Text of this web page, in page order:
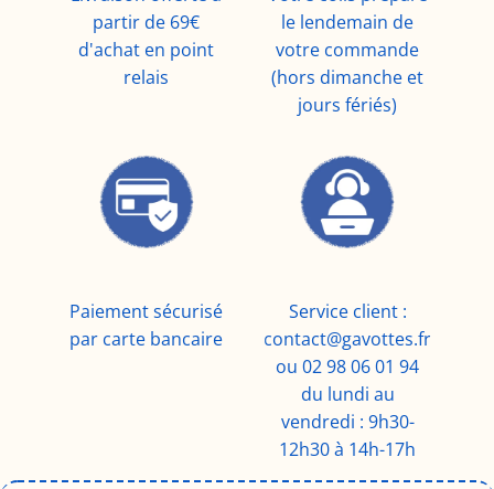
partir de 69€
d'achat en point
relais
le lendemain de
votre commande
(hors dimanche et
jours fériés)
Paiement sécurisé
par carte bancaire
Service client :
contact@gavottes.fr
ou 02 98 06 01 94
du lundi au
vendredi : 9h30-
12h30 à 14h-17h